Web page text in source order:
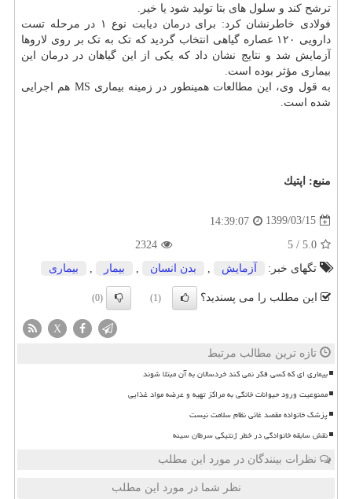
ترشح کند و سلول های بتا تولید شود یا خیر.
فولادی خاطرنشان کرد: برایدرمان
دیابت نوع ۱ در مرحله تست
دارویی ۱۲۰ عصاره گیاهی انتخاب گردید که تک به تک بر روی لاروها
آزمایش شد و نتایج نشان داد که یکی از این گیاهان در درمان این
بیماری مؤثر بوده است.
به قول وی، این مطالعات همینطور در زمینه بیماری MS هم اجرایی
شده است.
منبع: اپتیك
1399/03/15
14:39:07
5.0
/
5
2324
تگهای خبر:
آزمایش بدن انسان بیمار بیماری
این مطلب را می پسندید؟ (1)
(0)
X
تازه ترین مطالب مرتبط
بیماری ای که کسی فکر نمی کند خردسالان به آن مبتلا شوند
ممنوعیت ورود حیوانات خانگی به مراکز تهیه و عرضه مواد غذایی
پزشک خانواده مقصد غائی نظام سلامت نیست
نقش سابقه خانوادگی در خطر ژنتیکی سرطان سینه
نظرات بینندگان در مورد این مطلب
نظر شما در مورد این مطلب